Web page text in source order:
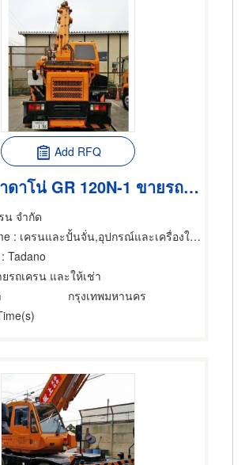
Add RFQ
รถเครนทาดาโน่ GR 120N-1 ขายรถเครน เช่ารถเครน รถยก
น จำกัด
: เครนและปั้นจั่น,อุปกรณ์และเครื่องใช้ก่อสร้าง,ให้เช่าอุปกรณ์และเครื่องใช้สำหรับผู้รับเหมาก่อสร้าง
: Tadano
รถเครน และให้เช่า
กรุงเทพมหานคร